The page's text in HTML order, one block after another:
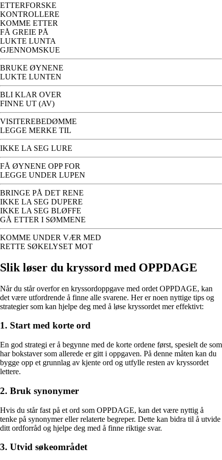
ETTERFORSKE
KONTROLLERE
KOMME ETTER
FÅ GREIE PÅ
LUKTE LUNTA
GJENNOMSKUE
BRUKE ØYNENE
LUKTE LUNTEN
BLI KLAR OVER
FINNE UT (AV)
VISITEREBEDØMME
LEGGE MERKE TIL
IKKE LA SEG LURE
FÅ ØYNENE OPP FOR
LEGGE UNDER LUPEN
BRINGE PÅ DET RENE
IKKE LA SEG DUPERE
IKKE LA SEG BLØFFE
GÅ ETTER I SØMMENE
KOMME UNDER VÆR MED
RETTE SØKELYSET MOT
Slik løser du kryssord med OPPDAGE
Når du står overfor en kryssordoppgave med ordet OPPDAGE, kan
det være utfordrende å finne alle svarene. Her er noen nyttige tips og
strategier som kan hjelpe deg med å løse kryssordet mer effektivt:
1. Start med korte ord
En god strategi er å begynne med de korte ordene først, spesielt de som
har bokstaver som allerede er gitt i oppgaven. På denne måten kan du
bygge opp et grunnlag av kjente ord og utfylle resten av kryssordet
lettere.
2. Bruk synonymer
Hvis du står fast på et ord som OPPDAGE, kan det være nyttig å
tenke på synonymer eller relaterte begreper. Dette kan bidra til å utvide
ditt ordforråd og hjelpe deg med å finne riktige svar.
3. Utvid søkeområdet